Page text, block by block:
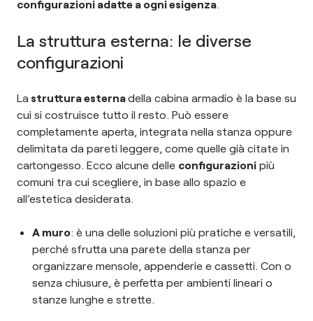
configurazioni adatte a ogni esigenza.
La struttura esterna: le diverse
configurazioni
La struttura esternadella cabina armadio è la base su
cui si costruisce tutto il resto. Può essere
completamente aperta, integrata nella stanza oppure
delimitata da pareti leggere, come quelle già citate in
cartongesso. Ecco alcune delle configurazioni più
comuni tra cui scegliere, in base allo spazio e
all’estetica desiderata.
A muro: è una delle soluzioni più pratiche e versatili,
perché sfrutta una parete della stanza per
organizzare mensole, appenderie e cassetti. Con o
senza chiusure, è perfetta per ambienti lineari o
stanze lunghe e strette.